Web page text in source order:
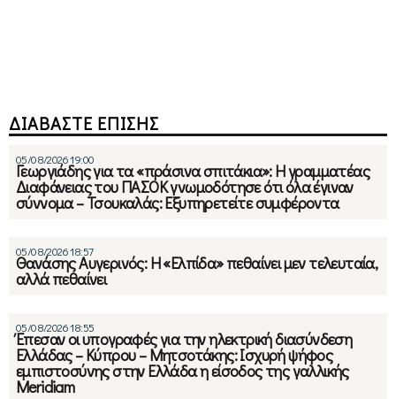
ΔΙΑΒΑΣΤΕ ΕΠΙΣΗΣ
05/08/2026 19:00
Γεωργιάδης για τα «πράσινα σπιτάκια»: Η γραμματέας
Διαφάνειας του ΠΑΣΟΚ γνωμοδότησε ότι όλα έγιναν
σύννομα – Τσουκαλάς: Εξυπηρετείτε συμφέροντα
05/08/2026 18:57
Θανάσης Αυγερινός: Η «Ελπίδα» πεθαίνει μεν τελευταία,
αλλά πεθαίνει
05/08/2026 18:55
Έπεσαν οι υπογραφές για την ηλεκτρική διασύνδεση
Ελλάδας – Κύπρου – Μητσοτάκης: Ισχυρή ψήφος
εμπιστοσύνης στην Ελλάδα η είσοδος της γαλλικής
Meridiam